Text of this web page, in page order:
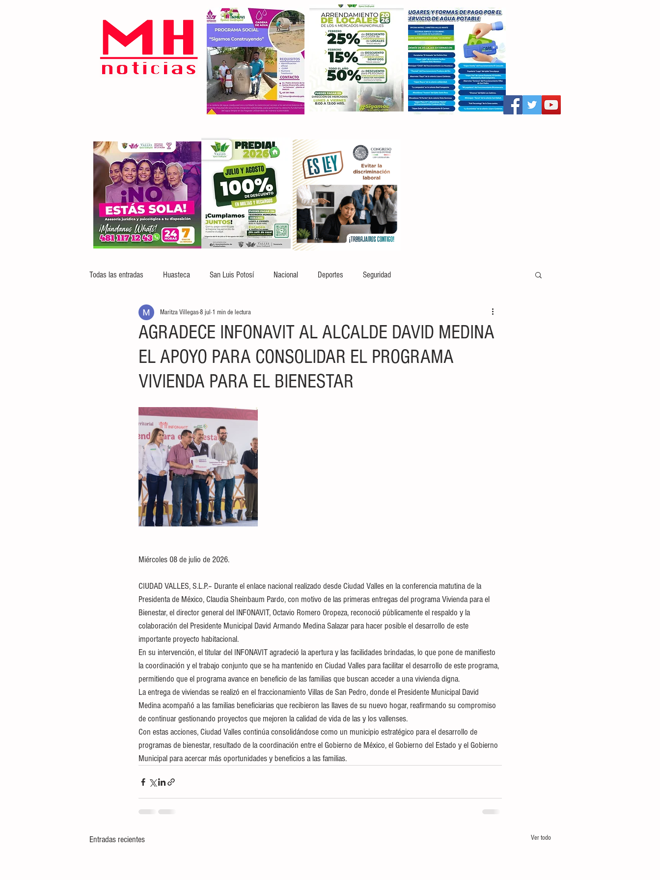
Todas las entradas Huasteca San Luis Potosí Nacional Deportes Seguridad
AGRADECE INFONAVIT AL ALCALDE DAVID MEDINA
EL APOYO PARA CONSOLIDAR EL PROGRAMA
VIVIENDA PARA EL BIENESTAR
Maritza Villegas8 jul 1 min de lectura
Miércoles 08 de julio de 2026.
CIUDAD VALLES, S.L.P.– Durante el enlace nacional realizado desde Ciudad Valles en la conferencia matutina de la
Presidenta de México, Claudia Sheinbaum Pardo, con motivo de las primeras entregas del programa Vivienda para el
Bienestar, el director general del INFONAVIT, Octavio Romero Oropeza, reconoció públicamente el respaldo y la
colaboración del Presidente Municipal David Armando Medina Salazar para hacer posible el desarrollo de este
importante proyecto habitacional.
En su intervención, el titular del INFONAVIT agradeció la apertura y las facilidades brindadas, lo que pone de manifiesto
la coordinación y el trabajo conjunto que se ha mantenido en Ciudad Valles para facilitar el desarrollo de este programa,
permitiendo que el programa avance en beneficio de las familias que buscan acceder a una vivienda digna.
La entrega de viviendas se realizó en el fraccionamiento Villas de San Pedro, donde el Presidente Municipal David
Medina acompañó a las familias beneficiarias que recibieron las llaves de su nuevo hogar, reafirmando su compromiso
de continuar gestionando proyectos que mejoren la calidad de vida de las y los vallenses.
Con estas acciones, Ciudad Valles continúa consolidándose como un municipio estratégico para el desarrollo de
programas de bienestar, resultado de la coordinación entre el Gobierno de México, el Gobierno del Estado y el Gobierno
Municipal para acercar más oportunidades y beneficios a las familias.
Entradas recientes Ver todo